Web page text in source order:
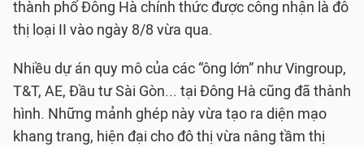
thành phố Đông Hà chính thức được công nhận là đô
thị loại II vào ngày 8/8 vừa qua.
Nhiều dự án quy mô của các “ông lớn” như Vingroup,
T&T, AE, Đầu tư Sài Gòn... tại Đông Hà cũng đã thành
hình. Những mảnh ghép này vừa tạo ra diện mạo
khang trang, hiện đại cho đô thị vừa nâng tầm thị